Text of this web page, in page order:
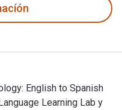
English to Spanish
Learning Lab y